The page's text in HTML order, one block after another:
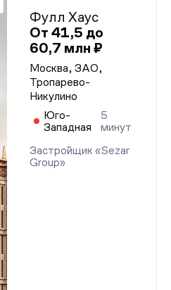
Фулл Хаус
От 41,5 до
60,7 млн ₽
Москва, ЗАО,
Тропарево-
Никулино
Юго-
Западная
5
минут
Застройщик «Sezar
Group»